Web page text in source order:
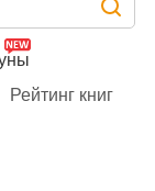
Рейтинг книг